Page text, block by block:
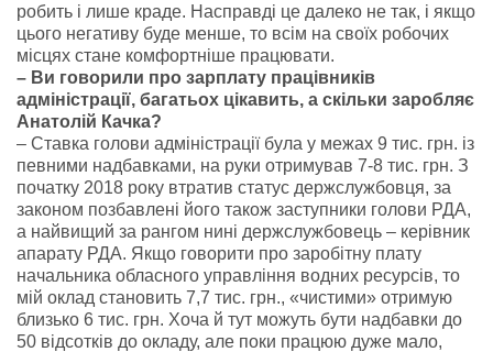
робить і лише краде. Насправді це далеко не так, і якщо
цього негативу буде менше, то всім на своїх робочих
місцях стане комфортніше працювати.
– Ви говорили про зарплату працівників
адміністрації, багатьох цікавить, а скільки заробляє
Анатолій Качка?
– Ставка голови адміністрації була у межах 9 тис. грн. із
певними надбавками, на руки отримував 7-8 тис. грн. З
початку 2018 року втратив статус держслужбовця, за
законом позбавлені його також заступники голови РДА,
а найвищий за рангом нині держслужбовець – керівник
апарату РДА. Якщо говорити про заробітну плату
начальника обласного управління водних ресурсів, то
мій оклад становить 7,7 тис. грн., «чистими» отримую
близько 6 тис. грн. Хоча й тут можуть бути надбавки до
50 відсотків до окладу, але поки працюю дуже мало,